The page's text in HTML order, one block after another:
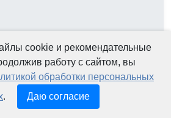
cookie и рекомендательные
работу с сайтом, вы
обработки персональных
. Даю согласие